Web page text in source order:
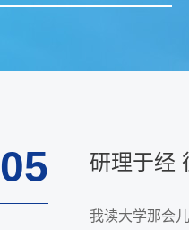
05 研理于经
我读大学那会